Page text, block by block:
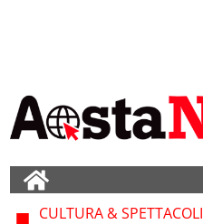
CULTURA & SPETTACOLI